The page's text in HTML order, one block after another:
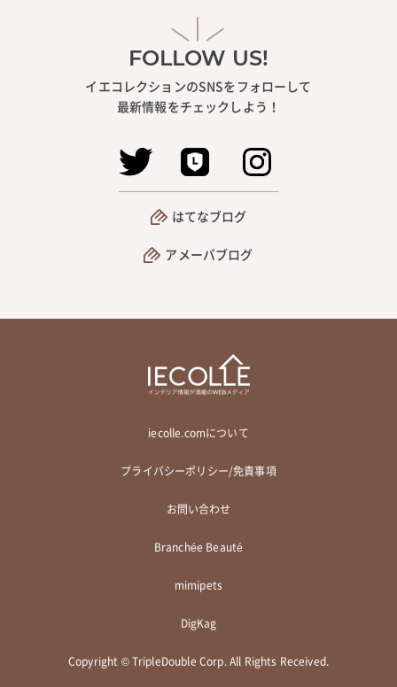
FOLLOW US!
イエコレクションのSNSをフォローして
最新情報をチェックしよう！
はてなブログ
アメーバブログ
iecolle.comについて
プライバシーポリシー/免責事項
お問い合わせ
Branchée Beauté
mimipets
DigKag
Copyright © TripleDouble Corp. All Rights Received.